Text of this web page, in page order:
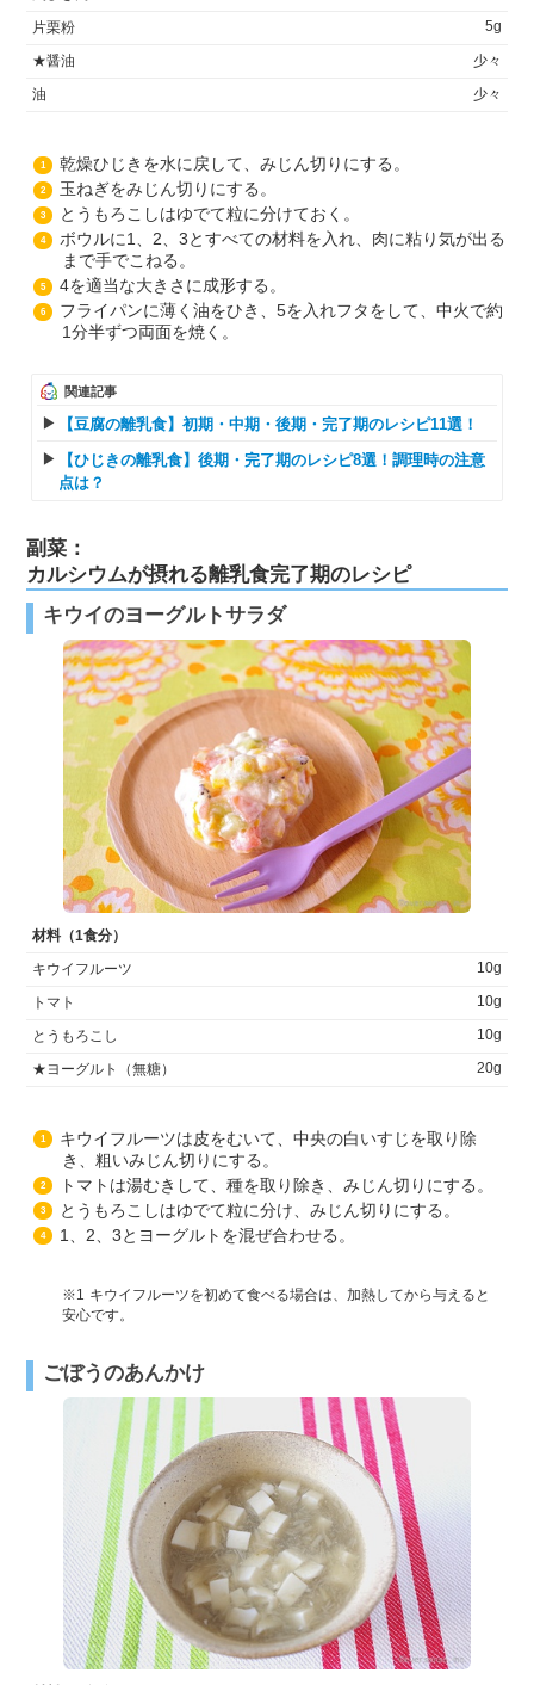
片栗粉 5g
★醤油
少々
油
少々
1 乾燥ひじきを水に戻して、みじん切りにする。
2 玉ねぎをみじん切りにする。
3 とうもろこしはゆでて粒に分けておく。
4
ボウルに1、2、3とすべての材料を入れ、肉に粘り気が出る
まで手でこねる。
5 4を適当な大きさに成形する。
6
フライパンに薄く油をひき、5を入れフタをして、中火で約
1分半ずつ両面を焼く。
関連記事
【豆腐の離乳食】初期・中期・後期・完了期のレシピ11選！
【ひじきの離乳食】後期・完了期のレシピ8選！調理時の注意
点は？
副菜：
カルシウムが摂れる離乳食完了期のレシピ
キウイのヨーグルトサラダ
材料（1食分）
キウイフルーツ
10g
トマト 10g
とうもろこし 10g
★ヨーグルト（無糖） 20g
1
キウイフルーツは皮をむいて、中央の白いすじを取り除
き、粗いみじん切りにする。
2 トマトは湯むきして、種を取り除き、みじん切りにする。
3 とうもろこしはゆでて粒に分け、みじん切りにする。
4 1、2、3とヨーグルトを混ぜ合わせる。
1 キウイフルーツを初めて食べる場合は、加熱してから与えると
安心です。
ごぼうのあんかけ